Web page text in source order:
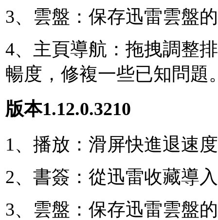
3、雲盤：保存迅雷雲盤
4、主頁導航：拖拽調整
暢度，修複一些已知問題
版本1.12.0.3210
1、播放：滑屏快進退速
2、書簽：從迅雷收藏導
3、雲盤：保存迅雷雲盤